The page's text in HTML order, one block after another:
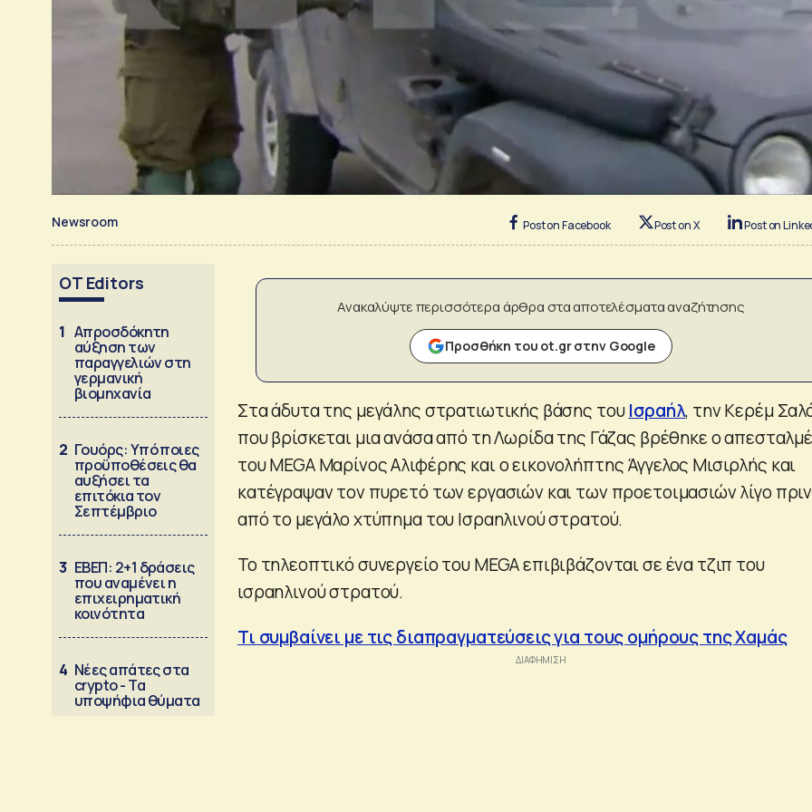
Newsroom Post on Facebook Post on X Post on
OT Editors
1 Απροσδόκητη
αύξηση των
παραγγελιών στη
γερμανική
βιομηχανία
2 Γουόρς: Υπό ποιες
προϋποθέσεις θα
αυξήσει τα
επιτόκια τον
Σεπτέμβριο
3 ΕΒΕΠ: 2+1 δράσεις
που αναμένει η
επιχειρηματική
κοινότητα
4 Νέες απάτες στα
crypto - Τα
υποψήφια θύματα
Ανακαλύψτε περισσότερα άρθρα στα αποτελέσματα αναζήτησης
Προσθήκη του ot.gr στην Google
Στα άδυτα της μεγάλης στρατιωτικής βάσης τουΙσραήλ, την Κερέμ
που βρίσκεται μια ανάσα από τη Λωρίδα της Γάζας βρέθηκε ο
του MEGA Μαρίνος Αλιφέρης και ο εικονολήπτης Άγγελος Μισιρλής και
κατέγραψαν τον πυρετό των εργασιών και των προετοιμασιών λίγο πριν
από το μεγάλο χτύπημα του Ισραηλινού στρατού.
Το τηλεοπτικό συνεργείο του MEGA επιβιβάζονται σε ένα τζιπ του
ισραηλινού στρατού.
Τι συμβαίνει με τις διαπραγματεύσεις για τους ομήρους της Χαμάς